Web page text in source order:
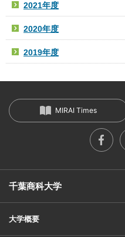
2021年度
2020年度
2019年度
千葉商科大学
MIRAI Times
大学概要